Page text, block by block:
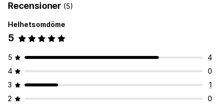
Recensioner (5)
Helhetsomdöme
5
5
4
4
0
3
1
2
0